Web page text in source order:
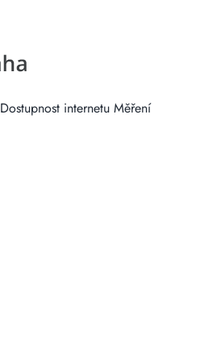
Dostupnost internetu Měření